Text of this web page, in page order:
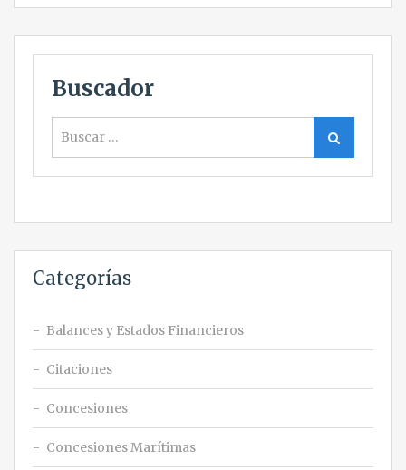
Buscador
Buscar
Categorías
Balances y Estados Financieros
Citaciones
Concesiones
Concesiones Marítimas